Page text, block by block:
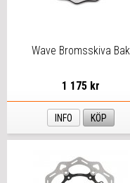
Wave Bromsskiva Bak
1 175 kr
INFO KÖP